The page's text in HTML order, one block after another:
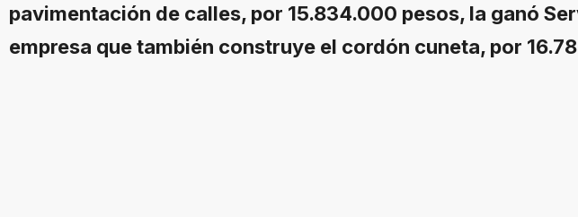
pavimentación de calles, por 15.834.000 pesos, la ganó
empresa que también construye el cordón cuneta, por